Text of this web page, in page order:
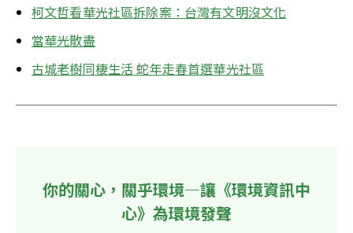
柯文哲看華光社區拆除案：台灣有文明沒文化
當華光散盡
古城老樹同棲生活 蛇年走春首選華光社區
你的關心，關乎環境—讓《環境資訊中
心》為環境發聲